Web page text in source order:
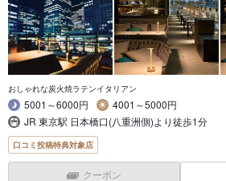
おしゃれな炭火焼ラテンイタリアン
5001～6000円
4001～5000円
JR 東京駅 日本橋口(八重洲側)より徒歩1分
口コミ投稿特典対象店
クーポン